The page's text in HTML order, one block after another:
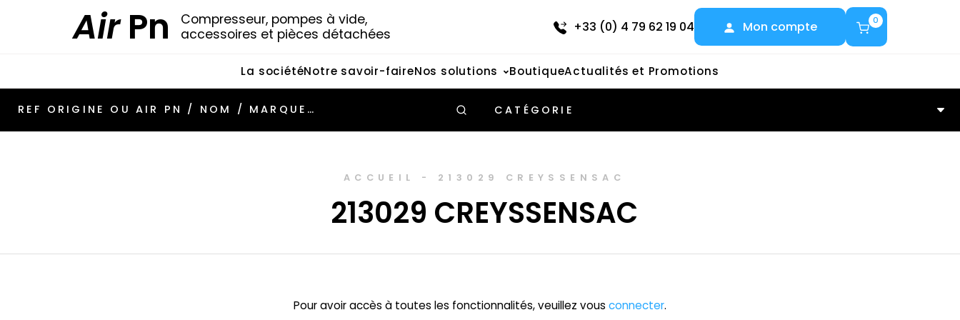
AirPn
Compresseur, pompes à vide,
accessoires et pièces détachées
+33 (0) 4 79 62 19 04 Mon compte 0
La sociétéNotre savoir-faireNos solutions BoutiqueActualités et Promotions
CATÉGORIE
ACCUEIL - 213029 CREYSSENSAC
213029 CREYSSENSAC
Pour avoir accès à toutes les fonctionnalités, veuillez vous connecter.